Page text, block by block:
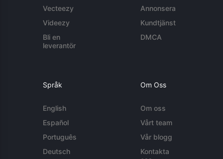
Vecteezy
Videezy
Bli en
leverantör
Annonsera
Kundtjänst
DMCA
Språk
English
Español
Português
Deutsch
Om Oss
Om oss
Vårt team
Vår blogg
Kontakta